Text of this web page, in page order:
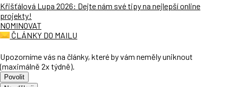
Křišťálová Lupa 2026: Dejte nám své tipy na nejlepší online
projekty!
NOMINOVAT
ČLÁNKY DO MAILU
Upozorníme vás na články, které by vám neměly uniknout
(maximálně 2x týdně).
Povolit